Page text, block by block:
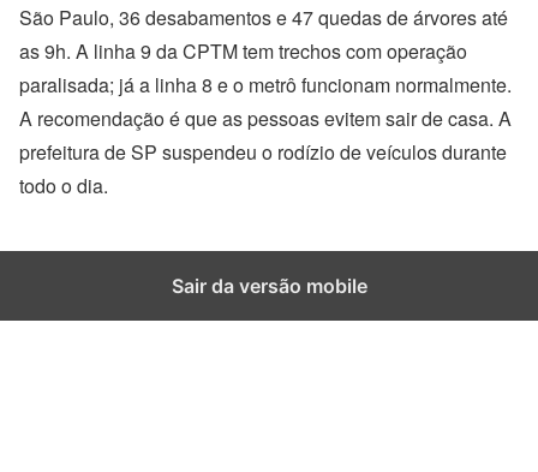
São Paulo, 36 desabamentos e 47 quedas de árvores até
as 9h. A linha 9 da CPTM tem trechos com operação
paralisada; já a linha 8 e o metrô funcionam normalmente.
A recomendação é que as pessoas evitem sair de casa. A
prefeitura de SP suspendeu o rodízio de veículos durante
todo o dia.
Sair da versão mobile